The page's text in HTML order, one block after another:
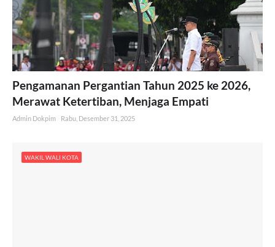
Pengamanan Pergantian Tahun 2025 ke 2026,
Merawat Ketertiban, Menjaga Empati
Admin Dokpim Rabu, Desember 31, 2025
WAKIL WALI KOTA